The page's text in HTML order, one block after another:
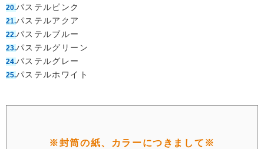
20.パステルピンク
21.パステルアクア
22.パステルブルー
23.パステルグリーン
24.パステルグレー
25.パステルホワイト
封筒の紙、カラーにつきまして